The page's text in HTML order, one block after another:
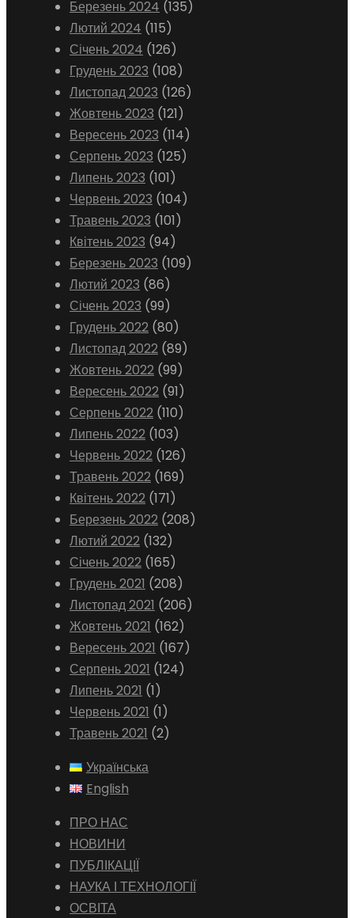
Березень 2024 (135)
Лютий 2024 (115)
Січень 2024 (126)
Грудень 2023 (108)
Листопад 2023 (126)
Жовтень 2023 (121)
Вересень 2023 (114)
Серпень 2023 (125)
Липень 2023 (101)
Червень 2023 (104)
Травень 2023 (101)
Квітень 2023 (94)
Березень 2023 (109)
Лютий 2023 (86)
Січень 2023 (99)
Грудень 2022 (80)
Листопад 2022 (89)
Жовтень 2022 (99)
Вересень 2022 (91)
Серпень 2022 (110)
Липень 2022 (103)
Червень 2022 (126)
Травень 2022 (169)
Квітень 2022 (171)
Березень 2022 (208)
Лютий 2022 (132)
Січень 2022 (165)
Грудень 2021 (208)
Листопад 2021 (206)
Жовтень 2021 (162)
Вересень 2021 (167)
Серпень 2021 (124)
Липень 2021 (1)
Червень 2021 (1)
Травень 2021 (2)
Українська
English
ПРО НАС
НОВИНИ
ПУБЛІКАЦІЇ
НАУКА І ТЕХНОЛОГІЇ
ОСВІТА